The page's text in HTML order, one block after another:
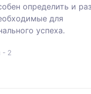
определить и
для
успеха.
- 2